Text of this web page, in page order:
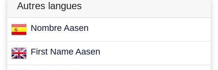
Autres langues
Nombre Aasen
First Name Aasen